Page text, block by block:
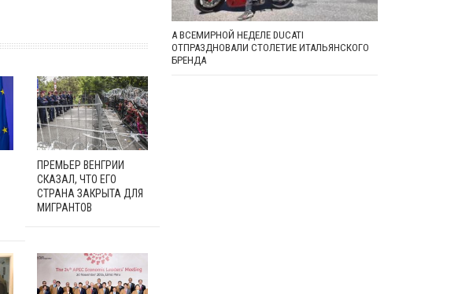
ПРЕМЬЕР ВЕНГРИИ
СКАЗАЛ, ЧТО ЕГО
СТРАНА ЗАКРЫТА ДЛЯ
МИГРАНТОВ
А ВСЕМИРНОЙ НЕДЕЛЕ DUCATI
ОТПРАЗДНОВАЛИ СТОЛЕТИЕ ИТАЛЬЯНСКОГО
БРЕНДА